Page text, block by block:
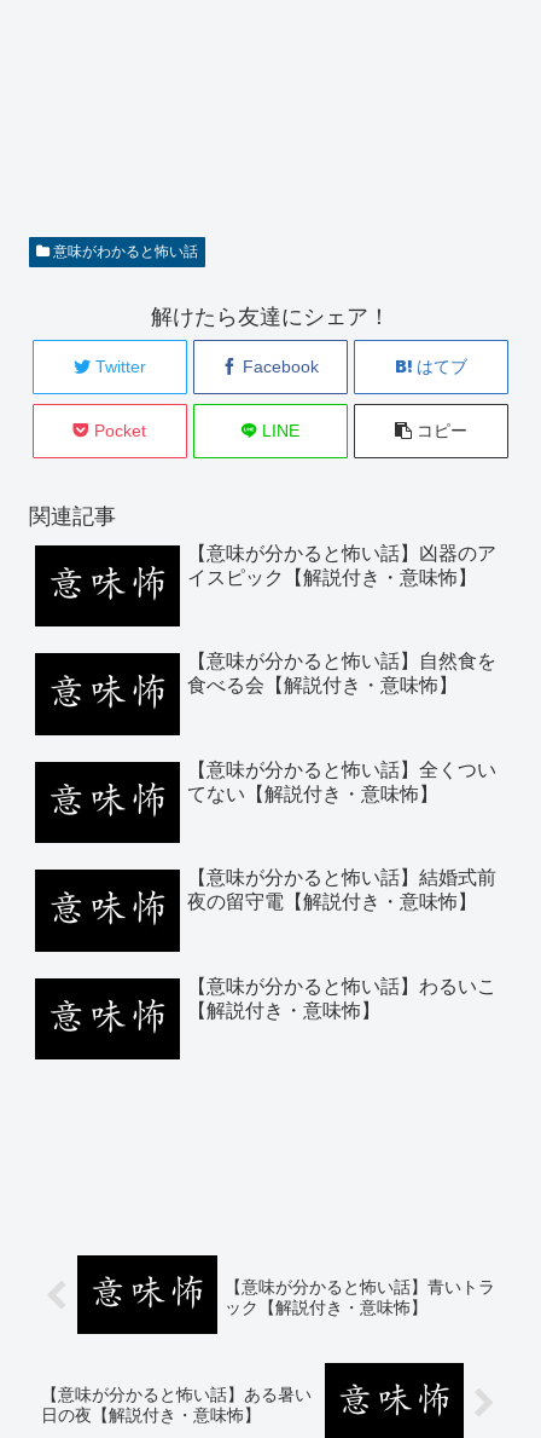
意味がわかると怖い話
解けたら友達にシェア！
Twitter Facebook はてブ
Pocket LINE コピー
関連記事
【意味が分かると怖い話】凶器のア
イスピック【解説付き・意味怖】
【意味が分かると怖い話】自然食を
食べる会【解説付き・意味怖】
【意味が分かると怖い話】全くつい
てない【解説付き・意味怖】
【意味が分かると怖い話】結婚式前
夜の留守電【解説付き・意味怖】
【意味が分かると怖い話】わるいこ
【解説付き・意味怖】
【意味が分かると怖い話】青いトラ
ック【解説付き・意味怖】
【意味が分かると怖い話】ある暑い
日の夜【解説付き・意味怖】